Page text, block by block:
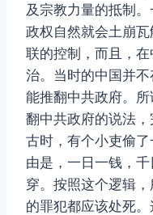
及宗教力量的抵制
政权自然就会土崩
联的控制，而且，
治。当时的中国并
能推翻中共政府。
翻中共政府的说法，
古时，有个小吏偷
由是，一日一钱，
穿。按照这个逻辑
的罪犯都应该处死